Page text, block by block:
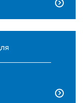

